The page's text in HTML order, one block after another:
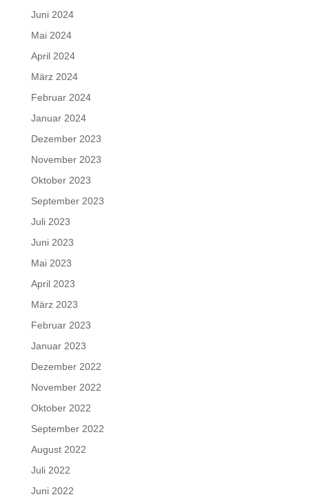
Juni 2024
Mai 2024
April 2024
März 2024
Februar 2024
Januar 2024
Dezember 2023
November 2023
Oktober 2023
September 2023
Juli 2023
Juni 2023
Mai 2023
April 2023
März 2023
Februar 2023
Januar 2023
Dezember 2022
November 2022
Oktober 2022
September 2022
August 2022
Juli 2022
Juni 2022